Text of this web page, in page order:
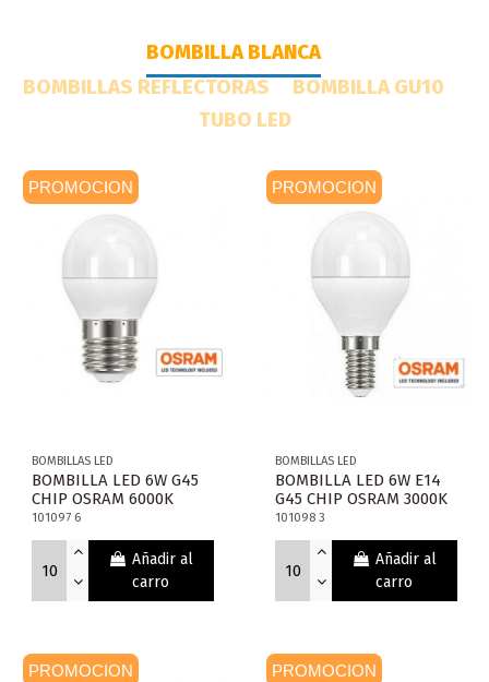
BOMBILLA BLANCA
BOMBILLAS REFLECTORAS
BOMBILLA GU10
TUBO LED
PROMOCION
BOMBILLAS LED
BOMBILLA LED 6W G45
CHIP OSRAM 6000K
101097 6
Añadir al
carro
PROMOCION
BOMBILLAS LED
BOMBILLA LED 6W E14
G45 CHIP OSRAM 3000K
101098 3
Añadir al
carro
PROMOCION PROMOCION